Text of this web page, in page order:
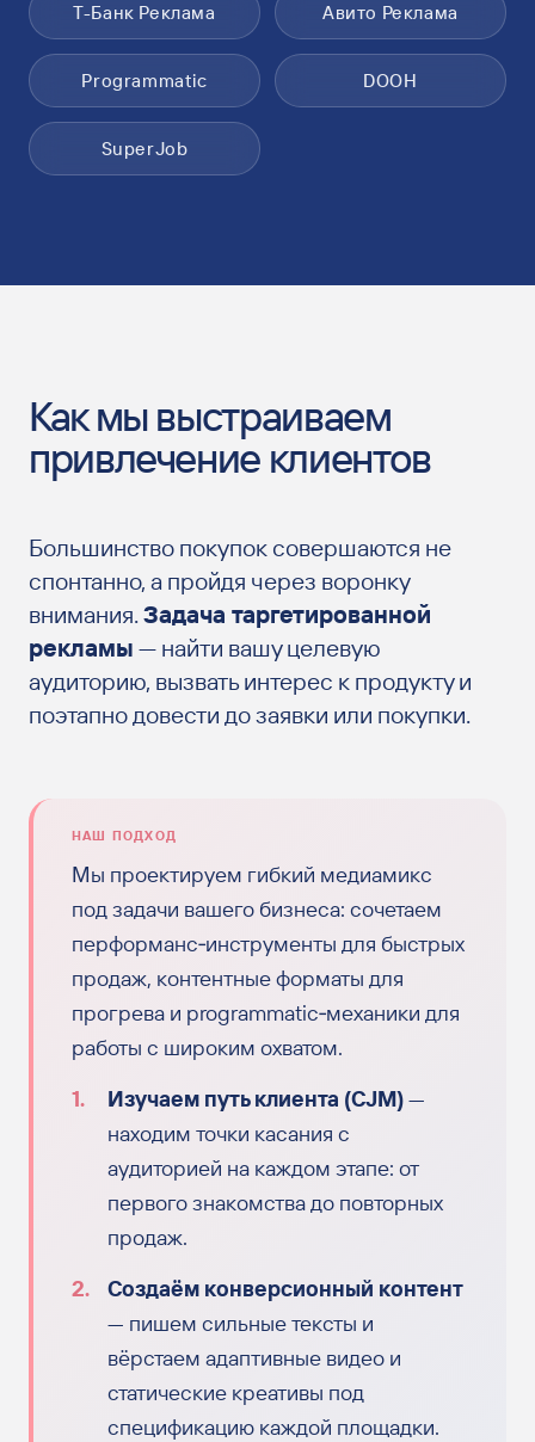
Т-Банк Реклама Авито Реклама
Programmatic DOOH
SuperJob
Как мы выстраиваем
привлечение клиентов
Большинство покупок совершаются не
спонтанно, а пройдя через воронку
внимания.Задача таргетированной
рекламы — найти вашу целевую
аудиторию, вызвать интерес к продукту и
поэтапно довести до заявки или покупки.
НАШ ПОДХОД
Мы проектируем гибкий медиамикс
под задачи вашего бизнеса: сочетаем
перформанс‑инструменты для быстрых
продаж, контентные форматы для
прогрева и programmatic‑механики для
работы с широким охватом.
Изучаем путь клиента (CJM)—
находим точки касания с
аудиторией на каждом этапе: от
первого знакомства до повторных
продаж.
Создаём конверсионный контент
— пишем сильные тексты и
вёрстаем адаптивные видео и
статические креативы под
спецификацию каждой площадки.